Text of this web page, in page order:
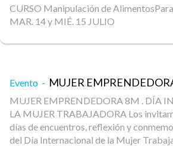
CURSO Manipulación de
MAR. 14 y MIÉ. 15 JULIO
Evento - MUJER
MUJER EMPRENDEDORA 8M . DÍA
LA MUJER TRABAJADORA Los
días de encuentros, reflexión y
del Día Internacional de la Mujer